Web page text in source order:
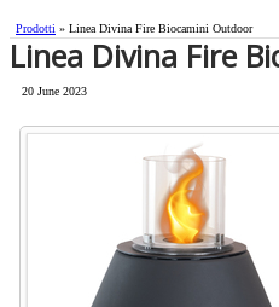
Prodotti » Linea Divina Fire Biocamini Outdoor
Linea Divina Fire
20 June 2023